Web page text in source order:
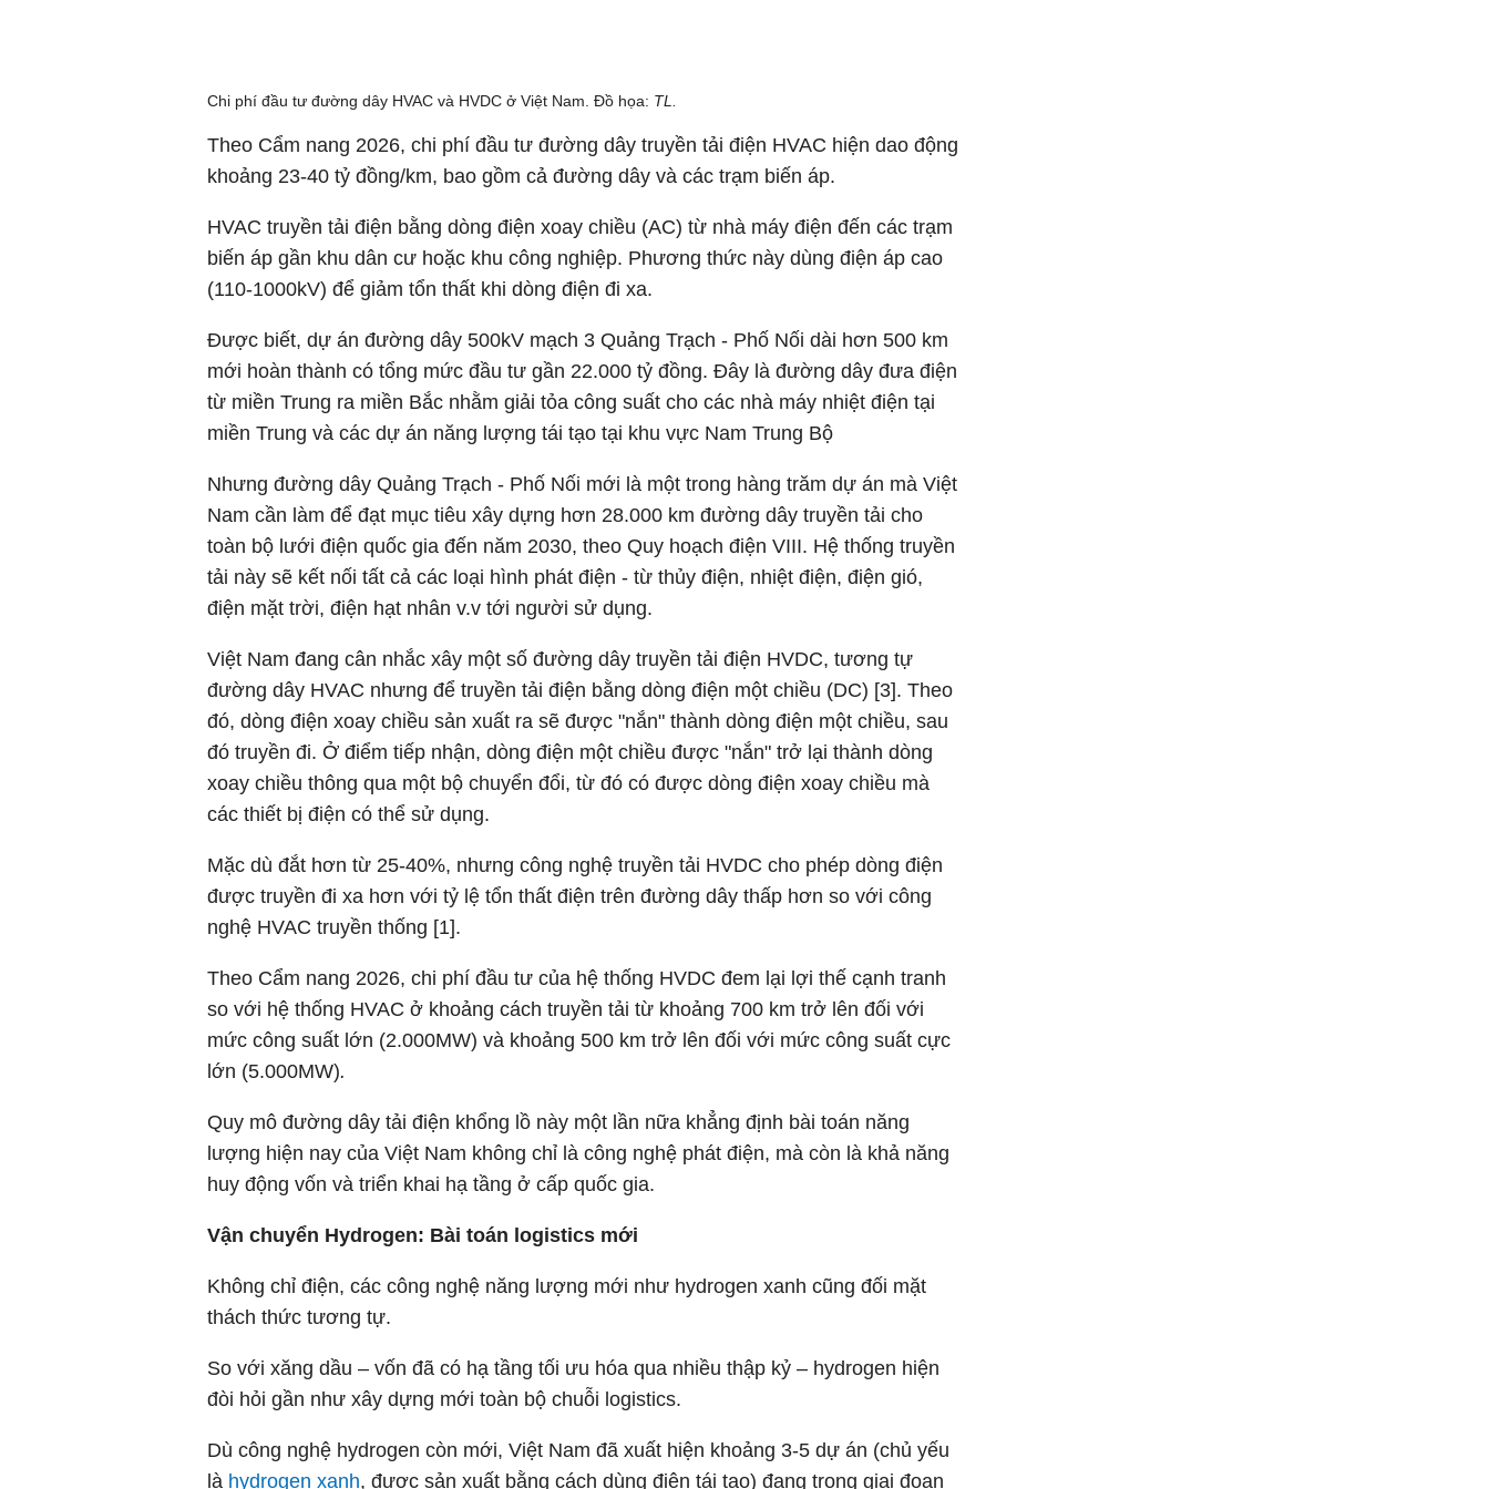
Chi phí đầu tư đường dây HVAC và HVDC ở Việt Nam. Đồ họa: TL.
Theo Cẩm nang 2026, chi phí đầu tư đường dây truyền tải điện HVAC hiện dao động
khoảng 23-40 tỷ đồng/km, bao gồm cả đường dây và các trạm biến áp.
HVAC truyền tải điện bằng dòng điện xoay chiều (AC) từ nhà máy điện đến các trạm
biến áp gần khu dân cư hoặc khu công nghiệp. Phương thức này dùng điện áp cao
(110-1000kV) để giảm tổn thất khi dòng điện đi xa.
Được biết, dự án đường dây 500kV mạch 3 Quảng Trạch - Phố Nối dài hơn 500 km
mới hoàn thành có tổng mức đầu tư gần 22.000 tỷ đồng. Đây là đường dây đưa điện
từ miền Trung ra miền Bắc nhằm giải tỏa công suất cho các nhà máy nhiệt điện tại
miền Trung và các dự án năng lượng tái tạo tại khu vực Nam Trung Bộ
Nhưng đường dây Quảng Trạch - Phố Nối mới là một trong hàng trăm dự án mà Việt
Nam cần làm để đạt mục tiêu xây dựng hơn 28.000 km đường dây truyền tải cho
toàn bộ lưới điện quốc gia đến năm 2030, theo Quy hoạch điện VIII. Hệ thống truyền
tải này sẽ kết nối tất cả các loại hình phát điện - từ thủy điện, nhiệt điện, điện gió,
điện mặt trời, điện hạt nhân v.v tới người sử dụng.
Việt Nam đang cân nhắc xây một số đường dây truyền tải điện HVDC, tương tự
đường dây HVAC nhưng để truyền tải điện bằng dòng điện một chiều (DC) [3]. Theo
đó, dòng điện xoay chiều sản xuất ra sẽ được "nắn" thành dòng điện một chiều, sau
đó truyền đi. Ở điểm tiếp nhận, dòng điện một chiều được "nắn" trở lại thành dòng
xoay chiều thông qua một bộ chuyển đổi, từ đó có được dòng điện xoay chiều mà
các thiết bị điện có thể sử dụng.
Mặc dù đắt hơn từ 25-40%, nhưng công nghệ truyền tải HVDC cho phép dòng điện
được truyền đi xa hơn với tỷ lệ tổn thất điện trên đường dây thấp hơn so với công
nghệ HVAC truyền thống [1].
Theo Cẩm nang 2026, chi phí đầu tư của hệ thống HVDC đem lại lợi thế cạnh tranh
so với hệ thống HVAC ở khoảng cách truyền tải từ khoảng 700 km trở lên đối với
mức công suất lớn (2.000MW) và khoảng 500 km trở lên đối với mức công suất cực
lớn (5.000MW).
Quy mô đường dây tải điện khổng lồ này một lần nữa khẳng định bài toán năng
lượng hiện nay của Việt Nam không chỉ là công nghệ phát điện, mà còn là khả năng
huy động vốn và triển khai hạ tầng ở cấp quốc gia.
Vận chuyển Hydrogen: Bài toán logistics mới
Không chỉ điện, các công nghệ năng lượng mới như hydrogen xanh cũng đối mặt
thách thức tương tự.
So với xăng dầu – vốn đã có hạ tầng tối ưu hóa qua nhiều thập kỷ – hydrogen hiện
đòi hỏi gần như xây dựng mới toàn bộ chuỗi logistics.
Dù công nghệ hydrogen còn mới, Việt Nam đã xuất hiện khoảng 3-5 dự án (chủ yếu
là hydrogen xanh, được sản xuất bằng cách dùng điện tái tạo) đang trong giai đoạn